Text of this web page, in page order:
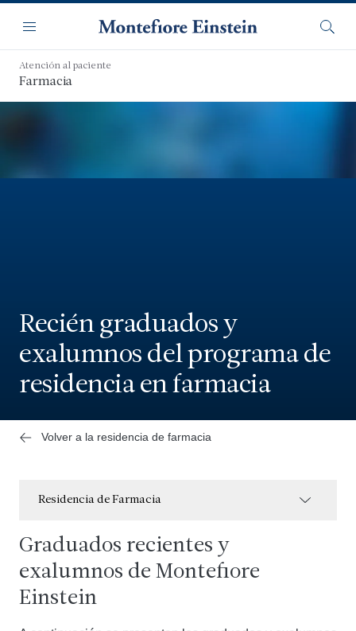
contenido
principal
Navegación
Menú
Atención al paciente
Farmacia
Recién graduados y
exalumnos del programa de
residencia en farmacia
Volver a la residencia de farmacia
Residencia de Farmacia
Graduados recientes y
exalumnos de Montefiore
Einstein